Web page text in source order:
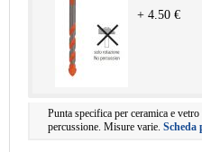
+ 4.50 €
Punta specifica per ceramica e
percussione. Misure varie. Scheda